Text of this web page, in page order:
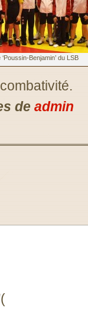
Benjamin’ du LSB
de admin